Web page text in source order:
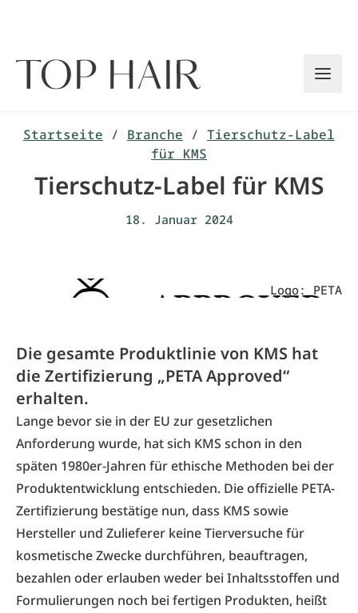
Startseite / Branche / Tierschutz-Label
für KMS
Tierschutz-Label für KMS
18. Januar 2024
Logo: PETA
Die gesamte Produktlinie von KMS hat
die Zertifizierung „PETA Approved“
erhalten.
Lange bevor sie in der EU zur gesetzlichen
Anforderung wurde, hat sich KMS schon in den
späten 1980er-Jahren für ethische Methoden bei der
Produktentwicklung entschieden. Die offizielle PETA-
Zertifizierung bestätige nun, dass KMS sowie
Hersteller und Zulieferer keine Tierversuche für
kosmetische Zwecke durchführen, beauftragen,
bezahlen oder erlauben weder bei Inhaltsstoffen und
Formulierungen noch bei fertigen Produkten, heißt